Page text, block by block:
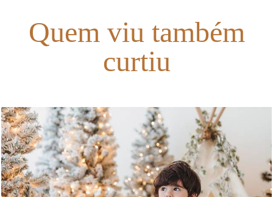
Quem viu também
curtiu